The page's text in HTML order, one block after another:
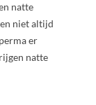
natte
niet altijd
er
natte